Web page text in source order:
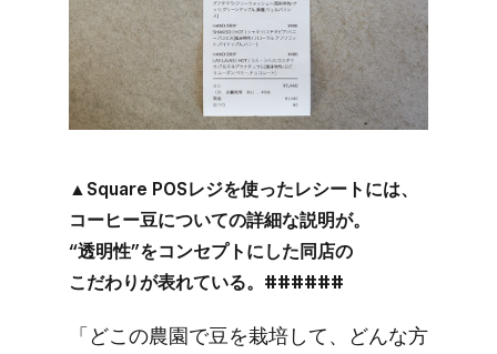
▲Square POSレジを​使った​レシートには、​
コーヒー豆に​ついての​詳細な​説明が。​
“透明性”を​コンセプトに​した​同店の​
こだわりが​表れている。​######
「どこの​農園で​豆を​栽培して、​どんな​方​